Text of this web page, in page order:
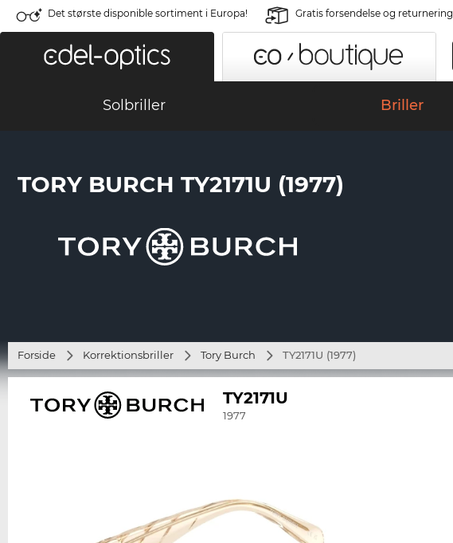
Det største disponible sortiment i Europa! Gratis forsendelse og returnering
Solbriller Briller
TORY BURCH TY2171U (1977)
Forside Korrektionsbriller Tory Burch TY2171U (1977)
TY2171U
1977